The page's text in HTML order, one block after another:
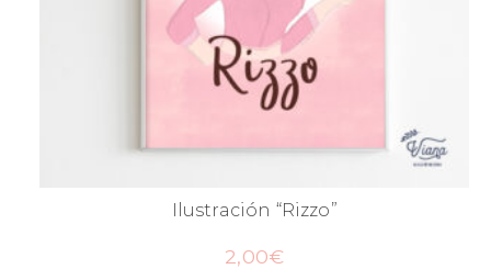
Ilustración “Rizzo”
2,00€